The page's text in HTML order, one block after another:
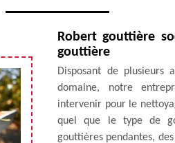
Robert gouttière
gouttière
Disposant de plusieurs
domaine, notre
intervenir pour le
quel que le type de
gouttières pendantes,